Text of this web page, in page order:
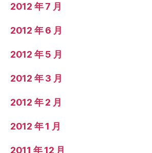
2012 年 7 月
2012 年 6 月
2012 年 5 月
2012 年 3 月
2012 年 2 月
2012 年 1 月
2011 年 12 月